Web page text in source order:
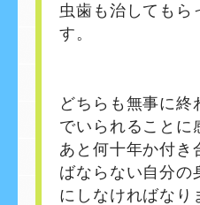
虫歯も治してもら
す。
どちらも無事に終
でいられることに
あと何十年か付き
ばならない自分の
にしなければなり